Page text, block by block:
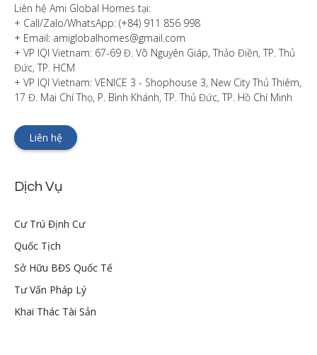
Liên hệ Ami Global Homes tại:
+ Call/Zalo/WhatsApp: (+84) 911 856 998
+ Email: amiglobalhomes@gmail.com
+ VP IQI Vietnam: 67-69 Đ. Võ Nguyên Giáp, Thảo Điền, TP. Thủ
Đức, TP. HCM
+ VP IQI Vietnam: VENICE 3 - Shophouse 3, New City Thủ Thiêm,
17 Đ. Mai Chí Thọ, P. Bình Khánh, TP. Thủ Đức, TP. Hồ Chí Minh
Liên hệ
Dịch Vụ
Cư Trú Định Cư
Quốc Tịch
Sở Hữu BĐS Quốc Tế
Tư Vấn Pháp Lý
Khai Thác Tài Sản